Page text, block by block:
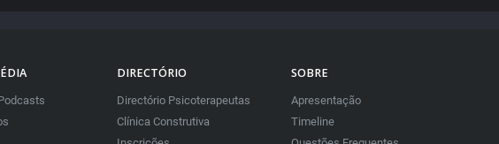
DIRECTÓRIO
Directório Psicoterapeutas
Clínica Construtiva
SOBRE
Apresentação
Timeline